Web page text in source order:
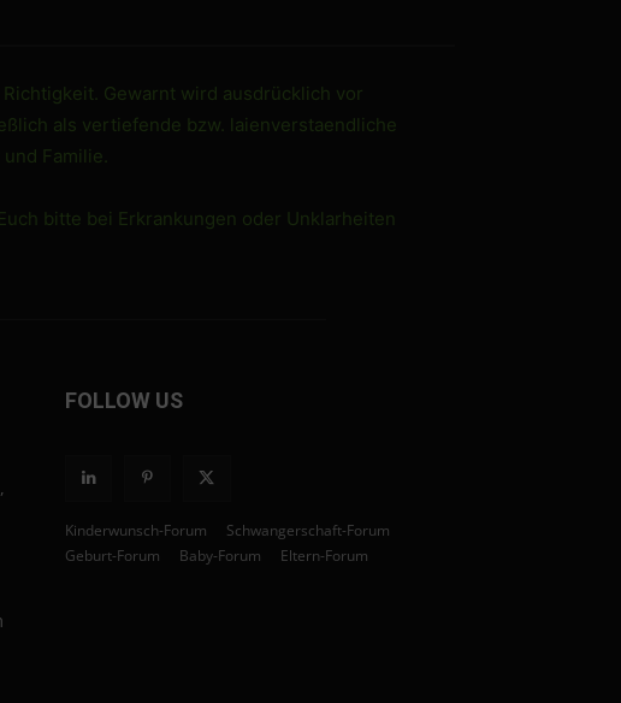
Gewarnt wird ausdrücklich vor
als vertiefende bzw. laienverstaendliche
Familie.
bitte bei Erkrankungen oder Unklarheiten
FOLLOW US
Kinderwunsch-Forum
Schwangerschaft-Forum
Geburt-Forum
Baby-Forum Eltern-Forum